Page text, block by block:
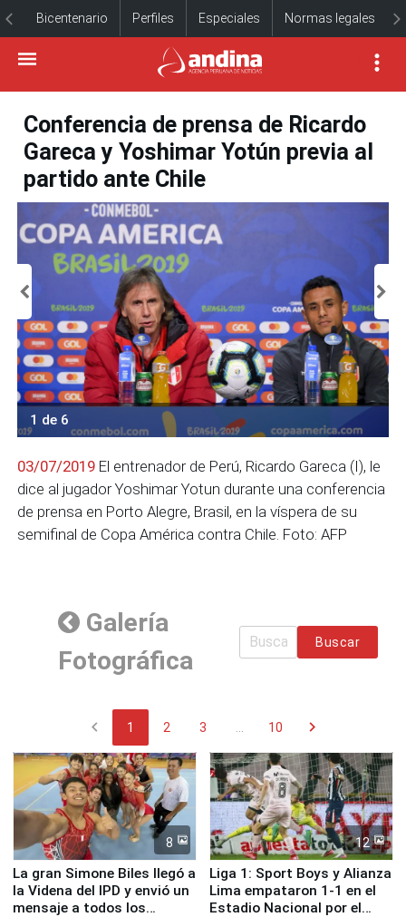
Bicentenario Perfiles Especiales Normas legales
Conferencia de prensa de Ricardo
Gareca y Yoshimar Yotún previa al
partido ante Chile
1 de 6
03/07/2019 El entrenador de Perú, Ricardo Gareca (I), le
dice al jugador Yoshimar Yotun durante una conferencia
de prensa en Porto Alegre, Brasil, en la víspera de su
semifinal de Copa América contra Chile. Foto: AFP
Galería
Fotográfica
Buscar
chevron_left 1 2 3 10 chevron_right
8
La gran Simone Biles llegó a
la Videna del IPD y envió un
mensaje a todos los
12
Liga 1: Sport Boys y Alianza
Lima empataron 1-1 en el
Estadio Nacional por el